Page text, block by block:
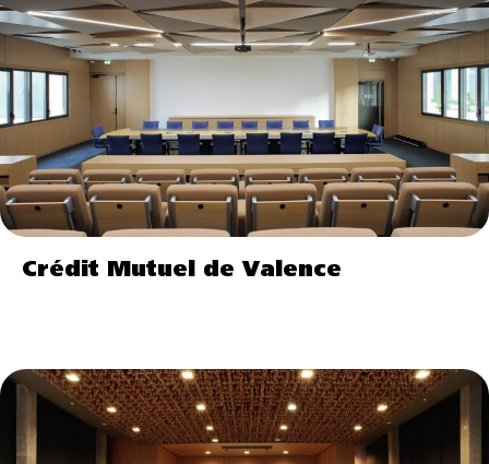
Crédit Mutuel de Valence